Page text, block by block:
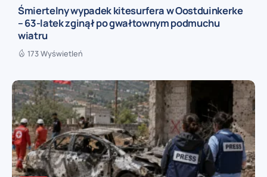
Śmiertelny wypadek kitesurfera w Oostduinkerke
– 63-latek zginął po gwałtownym podmuchu
wiatru
173 Wyświetleń